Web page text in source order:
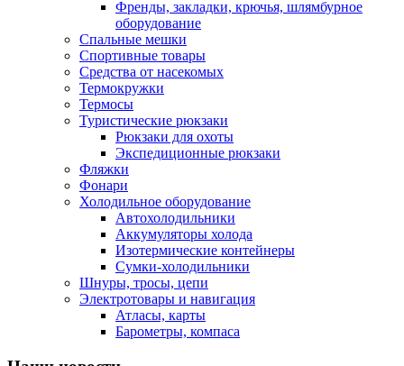
Френды, закладки, крючья, шлямбурное
оборудование
Спальные мешки
Спортивные товары
Средства от насекомых
Термокружки
Термосы
Туристические рюкзаки
Рюкзаки для охоты
Экспедиционные рюкзаки
Фляжки
Фонари
Холодильное оборудование
Автохолодильники
Аккумуляторы холода
Изотермические контейнеры
Сумки-холодильники
Шнуры, тросы, цепи
Электротовары и навигация
Атласы, карты
Барометры, компаса